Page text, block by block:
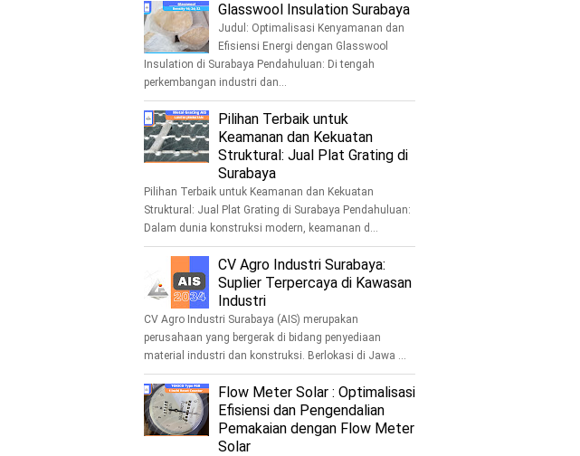
Glasswool Insulation Surabaya
Judul: Optimalisasi Kenyamanan dan
Efisiensi Energi dengan Glasswool
Insulation di Surabaya Pendahuluan: Di tengah
perkembangan industri dan...
Pilihan Terbaik untuk
Keamanan dan Kekuatan
Struktural: Jual Plat Grating di
Surabaya
Pilihan Terbaik untuk Keamanan dan Kekuatan
Struktural: Jual Plat Grating di Surabaya Pendahuluan:
Dalam dunia konstruksi modern, keamanan d...
CV Agro Industri Surabaya:
Suplier Terpercaya di Kawasan
Industri
CV Agro Industri Surabaya (AIS) merupakan
perusahaan yang bergerak di bidang penyediaan
material industri dan konstruksi. Berlokasi di Jawa ...
Flow Meter Solar : Optimalisasi
Efisiensi dan Pengendalian
Pemakaian dengan Flow Meter
Solar